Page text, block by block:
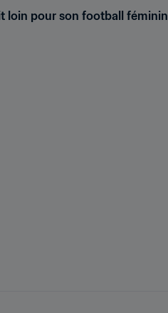
loin pour son football féminin